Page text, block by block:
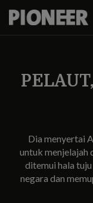
Dia menyertai
untuk menjelajah
ditemui hala
negara dan